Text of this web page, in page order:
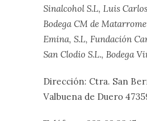
Sinalcohol S.L, Luis
Bodega CM de
Emina, S.L, Fundación
San Clodio S.L., Bodega
Dirección: Ctra. San
Valbuena de Duero